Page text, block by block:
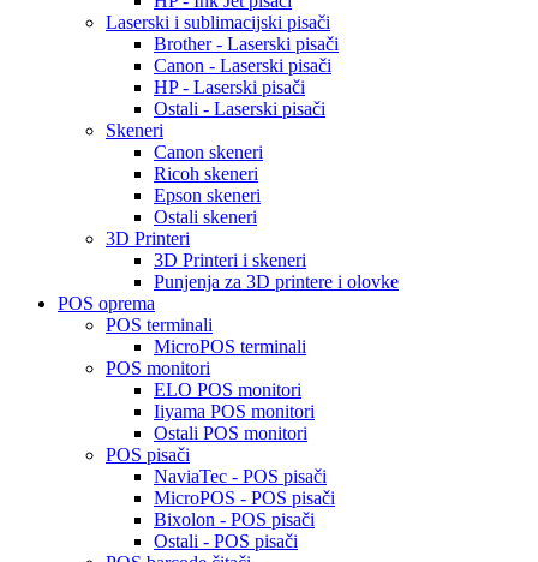
Laserski i sublimacijski pisači
Brother - Laserski pisači
Canon - Laserski pisači
HP - Laserski pisači
Ostali - Laserski pisači
Skeneri
Canon skeneri
Ricoh skeneri
Epson skeneri
Ostali skeneri
3D Printeri
3D Printeri i skeneri
Punjenja za 3D printere i olovke
POS oprema
POS terminali
MicroPOS terminali
POS monitori
ELO POS monitori
Iiyama POS monitori
Ostali POS monitori
POS pisači
NaviaTec - POS pisači
MicroPOS - POS pisači
Bixolon - POS pisači
Ostali - POS pisači